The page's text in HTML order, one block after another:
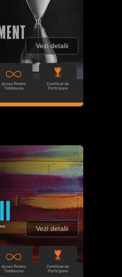
Vezi detalii
Vezi detalii